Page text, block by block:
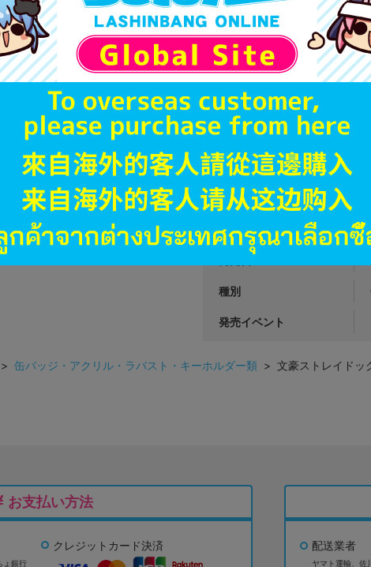
状態 :A
モラージュ菖蒲店
在庫あり 1,663
JANコード
商品番号
商品カテゴリ
発売日
種別
発売イベント
> 缶バッジ・アクリル・ラバスト・キーホルダー類 > 文豪ストレイドッ
お支払い方法
ょ銀行
クレジットカード決済 配送業者
ヤマト運輸、佐